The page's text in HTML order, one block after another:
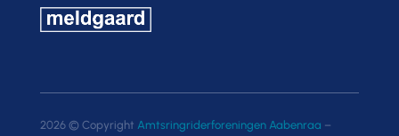
2026 © Copyright Amtsringriderforeningen Aabenraa –